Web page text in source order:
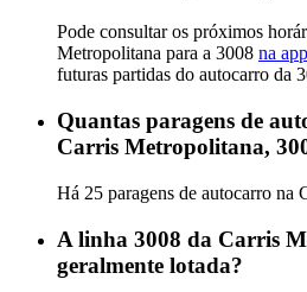
Pode consultar os próximos
Metropolitana para a 3008 na app
futuras partidas do autocarro da
Quantas paragens de
Carris Metropolitana,
Há 25 paragens de autocarro na
A linha 3008 da Carris
geralmente lotada?